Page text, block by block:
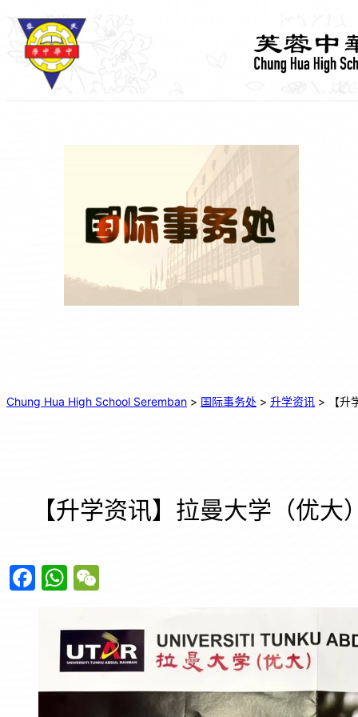
跳
Chung Hua High School Seremban > 国际事务处 > 升学资讯 > 【
【升学资讯】拉曼大学（优
F
W
at
s
A
C
h
at